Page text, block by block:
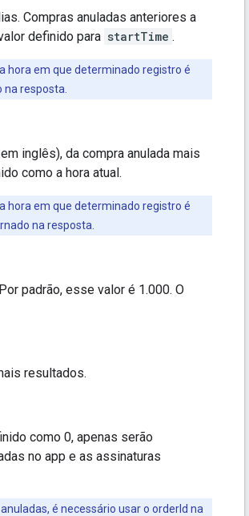
Compras anuladas anteriores a
definido para startTime .
hora em que determinado registro é
resposta.
inglês), da compra anulada mais
como a hora atual.
hora em que determinado registro é
na resposta.
padrão, esse valor é 1.000. O
resultados.
como 0, apenas serão
no app e as assinaturas
é necessário usar o orderId na